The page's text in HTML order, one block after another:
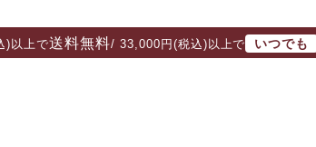
)以上で送料無料/ 33,000円(税込)以上で いつでも